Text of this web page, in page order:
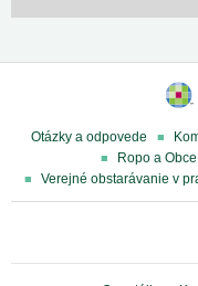
Otázky a odpovede
Ropo a Obce
Verejné obstarávanie v